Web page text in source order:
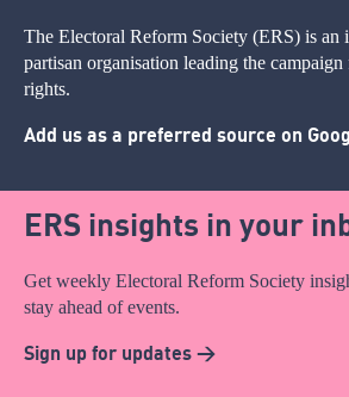
The Electoral Reform Society (ERS) is an
partisan organisation leading the
rights.
Add us as a preferred source on
ERS insights in your
Get weekly Electoral Reform Society
stay ahead of events.
Sign up for updates >